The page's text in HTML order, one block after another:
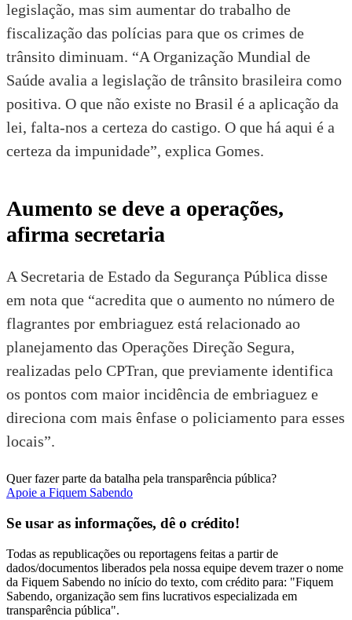
legislação, mas sim aumentar do trabalho de
fiscalização das polícias para que os crimes de
trânsito diminuam. “A Organização Mundial de
Saúde avalia a legislação de trânsito brasileira como
positiva. O que não existe no Brasil é a aplicação da
lei, falta-nos a certeza do castigo. O que há aqui é a
certeza da impunidade”, explica Gomes.
Aumento se deve a operações,
afirma secretaria
A Secretaria de Estado da Segurança Pública disse
em nota que “acredita que o aumento no número de
flagrantes por embriaguez está relacionado ao
planejamento das Operações Direção Segura,
realizadas pelo CPTran, que previamente identifica
os pontos com maior incidência de embriaguez e
direciona com mais ênfase o policiamento para esses
locais”.
Quer fazer parte da batalha pela transparência pública?
Apoie a Fiquem Sabendo
Se usar as informações, dê o crédito!
Todas as republicações ou reportagens feitas a partir de
dados/documentos liberados pela nossa equipe devem trazer o nome
da Fiquem Sabendo no início do texto, com crédito para: "Fiquem
Sabendo, organização sem fins lucrativos especializada em
transparência pública".